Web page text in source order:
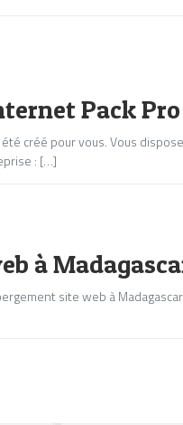
Pack
créé pour vous. Vous
: […]
à
site web à